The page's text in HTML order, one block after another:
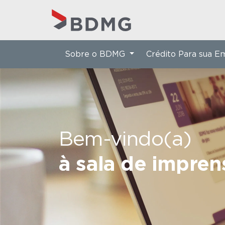
Bem-vindo(a)
à sala de
Sobre o BDMG Crédito Para sua